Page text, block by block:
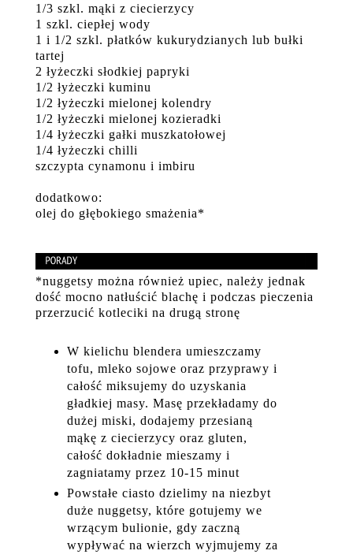
1/3 szkl. mąki z ciecierzycy
1 szkl. ciepłej wody
1 i 1/2 szkl. płatków kukurydzianych lub bułki
tartej
2 łyżeczki słodkiej papryki
1/2 łyżeczki kuminu
1/2 łyżeczki mielonej kolendry
1/2 łyżeczki mielonej kozieradki
1/4 łyżeczki gałki muszkatołowej
1/4 łyżeczki chilli
szczypta cynamonu i imbiru
dodatkowo:
olej do głębokiego smażenia*
*nuggetsy można również upiec, należy jednak
dość mocno natłuścić blachę i podczas pieczenia
przerzucić kotleciki na drugą stronę
W kielichu blendera umieszczamy
tofu, mleko sojowe oraz przyprawy i
całość miksujemy do uzyskania
gładkiej masy. Masę przekładamy do
dużej miski, dodajemy przesianą
mąkę z ciecierzycy oraz gluten,
całość dokładnie mieszamy i
zagniatamy przez 10-15 minut
Powstałe ciasto dzielimy na niezbyt
duże nuggetsy, które gotujemy we
wrzącym bulionie, gdy zaczną
wypływać na wierzch wyjmujemy za